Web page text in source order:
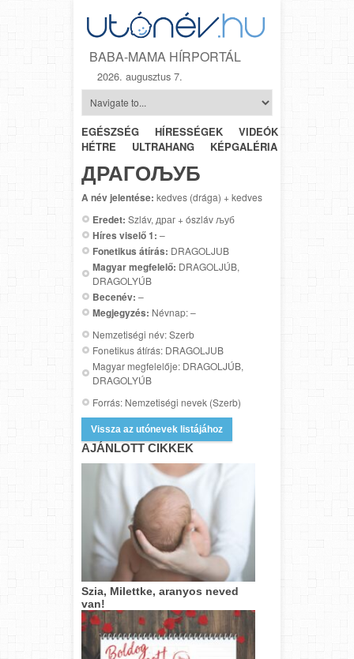
BABA-MAMA HÍRPORTÁL
2026. augusztus 7.
EGÉSZSÉG HÍRESSÉGEK VIDEÓK
HÉTRŐL-
HÉTRE
ULTRAHANG KÉPGALÉRIA
ДРАГОЉУБ
A név jelentése: kedves (drága) + kedves
Eredet: Szláv, драг + ószláv љуб
Híres viselő 1: –
Fonetikus átírás: DRAGOLJUB
Magyar megfelelő: DRAGOLJÚB,
DRAGOLYÚB
Becenév: –
Megjegyzés: Névnap: –
Nemzetiségi név: Szerb
Fonetikus átírás: DRAGOLJUB
Magyar megfelelője: DRAGOLJÚB,
DRAGOLYÚB
Forrás: Nemzetiségi nevek (Szerb)
Vissza az utónevek listájához
AJÁNLOTT CIKKEK
Szia, Milettke, aranyos neved
van!